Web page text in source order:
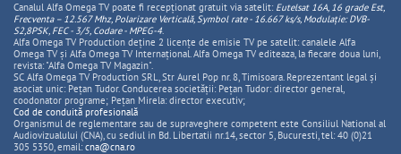
Canalul Alfa Omega TV poate fi recepționat gratuit via satelit: Eutelsat 16A, 16 grade Est,
Frecventa – 12.567 Mhz, PolarizareVerticală, Symbol rate - 16.667 ks/s, Modulație: DVB-
S2,8PSK, FEC - 3/5, Codare - MPEG-4.
Alfa Omega TV Production deține 2 licențe de emisie TV pe satelit: canalele Alfa
Omega TV și Alfa Omega TV Internațional. Alfa Omega TV editeaza, la fiecare doua luni,
revista: "Alfa Omega TV Magazin".
SC Alfa Omega TV Production SRL, Str Aurel Pop nr. 8, Timisoara. Reprezentant legal și
asociat unic: Pețan Tudor. Conducerea societății: Pețan Tudor: director general,
coodonator programe; Pețan Mirela: director executiv;
Cod de conduită profesională
Organismul de reglementare sau de supraveghere competent este Consiliul National al
Audiovizualului (CNA), cu sediul in Bd. Libertatii nr.14, sector 5, Bucuresti, tel: 40 (0)21
305 5350, email: cna@cna.ro